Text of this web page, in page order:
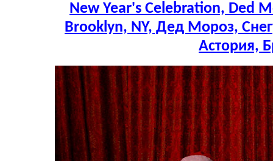
New Year's Celebration, Ded
Brooklyn, NY, Дед Мороз,
Астория,